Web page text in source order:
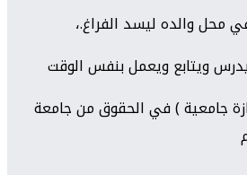
محل والده ليسد الفراغ.،
ويتابع ويعمل بنفس الوقت
جامعية ) في الحقوق من جامعة